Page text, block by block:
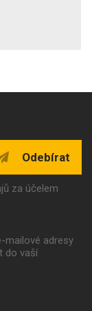
Odebírat
za účelem
mailové adresy
do vaší